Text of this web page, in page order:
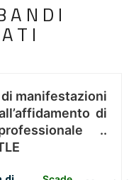
manifestazioni
di
..